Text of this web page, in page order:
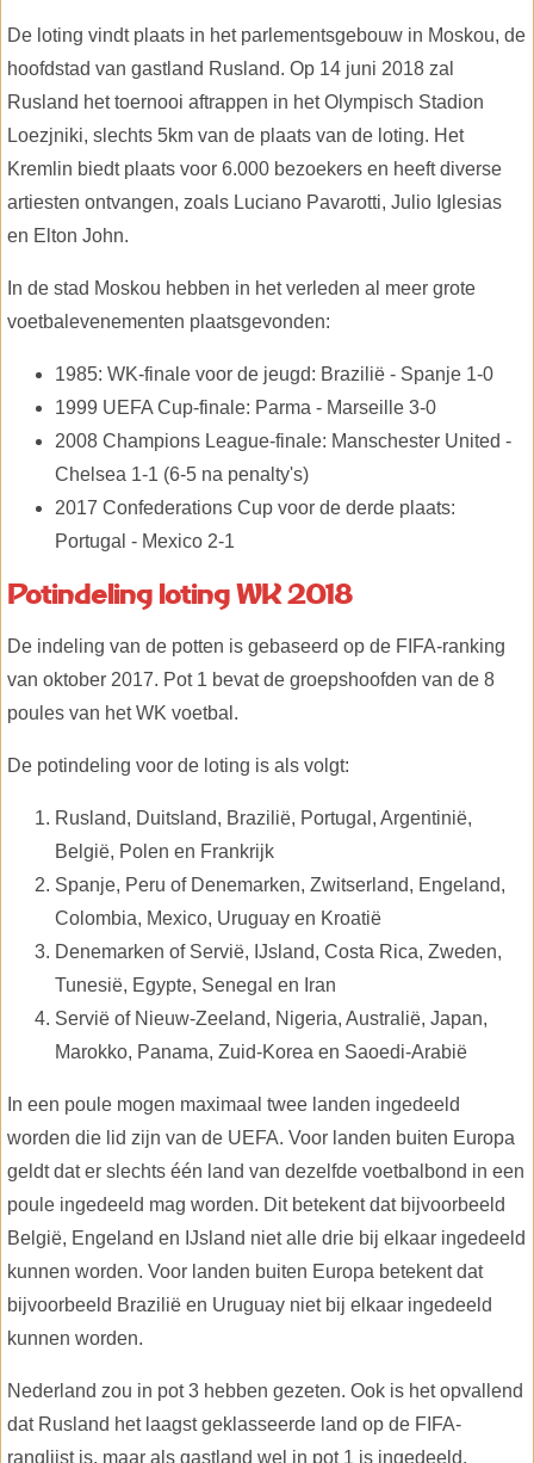
De loting vindt plaats in het parlementsgebouw in Moskou, de
hoofdstad van gastland Rusland. Op 14 juni 2018 zal
Rusland het toernooi aftrappen in het Olympisch Stadion
Loezjniki, slechts 5km van de plaats van de loting. Het
Kremlin biedt plaats voor 6.000 bezoekers en heeft diverse
artiesten ontvangen, zoals Luciano Pavarotti, Julio Iglesias
en Elton John.
In de stad Moskou hebben in het verleden al meer grote
voetbalevenementen plaatsgevonden:
1985: WK-finale voor de jeugd: Brazilië - Spanje 1-0
1999 UEFA Cup-finale: Parma - Marseille 3-0
2008 Champions League-finale: Manschester United -
Chelsea 1-1 (6-5 na penalty's)
2017 Confederations Cup voor de derde plaats:
Portugal - Mexico 2-1
Potindeling loting WK 2018
De indeling van de potten is gebaseerd op de FIFA-ranking
van oktober 2017. Pot 1 bevat de groepshoofden van de 8
poules van het WK voetbal.
De potindeling voor de loting is als volgt:
Rusland, Duitsland, Brazilië, Portugal, Argentinië,
België, Polen en Frankrijk
Spanje, Peru of Denemarken, Zwitserland, Engeland,
Colombia, Mexico, Uruguay en Kroatië
Denemarken of Servië, IJsland, Costa Rica, Zweden,
Tunesië, Egypte, Senegal en Iran
Servië of Nieuw-Zeeland, Nigeria, Australië, Japan,
Marokko, Panama, Zuid-Korea en Saoedi-Arabië
In een poule mogen maximaal twee landen ingedeeld
worden die lid zijn van de UEFA. Voor landen buiten Europa
geldt dat er slechts één land van dezelfde voetbalbond in een
poule ingedeeld mag worden. Dit betekent dat bijvoorbeeld
België, Engeland en IJsland niet alle drie bij elkaar ingedeeld
kunnen worden. Voor landen buiten Europa betekent dat
bijvoorbeeld Brazilië en Uruguay niet bij elkaar ingedeeld
kunnen worden.
Nederland zou in pot 3 hebben gezeten. Ook is het opvallend
dat Rusland het laagst geklasseerde land op de FIFA-
ranglijst is, maar als gastland wel in pot 1 is ingedeeld.